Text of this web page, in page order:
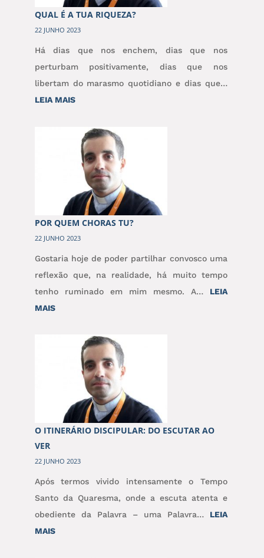
QUAL É A TUA RIQUEZA?
22 JUNHO 2023
Há dias que nos enchem, dias que nos
perturbam positivamente, dias que nos
libertam do marasmo quotidiano e dias que…
LEIA MAIS:
TUA
RIQUEZA?
POR QUEM CHORAS TU?
22 JUNHO 2023
Gostaria hoje de poder partilhar convosco uma
reflexão que, na realidade, há muito tempo
tenho ruminado em mim mesmo. A… LEIA
MAIS:
CHORAS
O ITINERÁRIO DISCIPULAR: DO ESCUTAR AO
VER
22 JUNHO 2023
Após termos vivido intensamente o Tempo
Santo da Quaresma, onde a escuta atenta e
obediente da Palavra – uma Palavra… LEIA
MAIS: